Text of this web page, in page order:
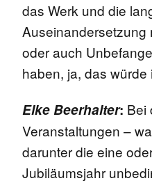
das Werk und die
Auseinandersetzung
oder auch
haben, ja, das
Elke Beerhalter: Bei
Veranstaltungen –
darunter die eine
Jubiläumsjahr